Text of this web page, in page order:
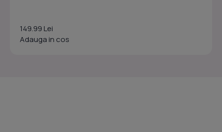
149.99 Lei
Adauga in cos